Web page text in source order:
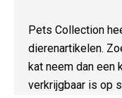
Pets Collection
dierenartikelen.
kat neem dan een
verkrijgbaar is op